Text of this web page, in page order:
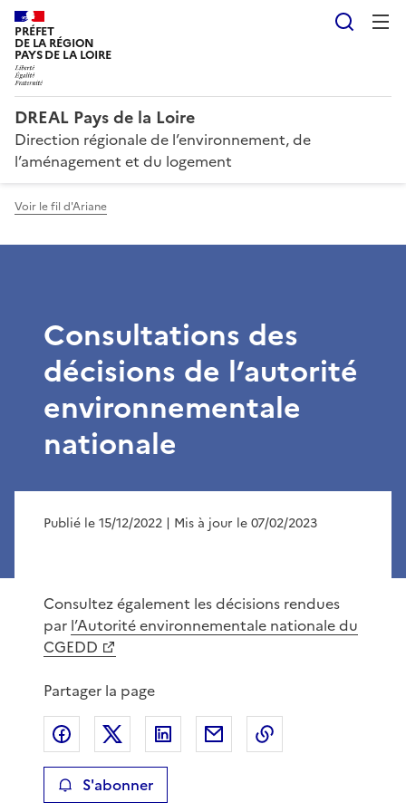
PRÉFET
DE LA RÉGION
PAYS DE LA LOIRE
DREAL Pays de la Loire
Direction régionale de l’environnement, de
l’aménagement et du logement
Voir le fil d'Ariane
Consultations des
décisions de l’autorité
environnementale
nationale
Publié le 15/12/2022 | Mis à jour le 07/02/2023
Consultez également les décisions rendues
par l’Autorité environnementale nationale du
CGEDD
Partager la page
Partager sur Facebook
Partager sur XPartager sur LinkedIn
Partager par email
S'abonner